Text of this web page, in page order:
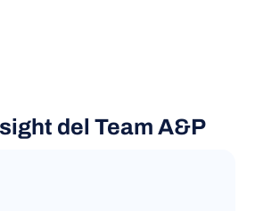
del Team A&P